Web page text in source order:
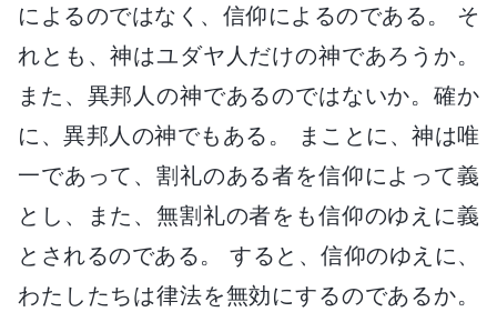
によるのではなく、信仰によるのである。 そ
れとも、神はユダヤ人だけの神であろうか。
また、異邦人の神であるのではないか。確か
に、異邦人の神でもある。 まことに、神は唯
一であって、割礼のある者を信仰によって義
とし、また、無割礼の者をも信仰のゆえに義
とされるのである。 すると、信仰のゆえに、
わたしたちは律法を無効にするのであるか。